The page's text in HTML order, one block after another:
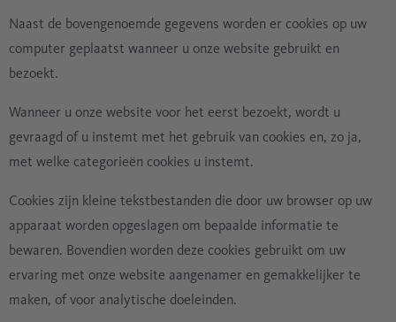
Naast de bovengenoemde gegevens worden er cookies op uw
computer geplaatst wanneer u onze website gebruikt en
bezoekt.
Wanneer u onze website voor het eerst bezoekt, wordt u
gevraagd of u instemt met het gebruik van cookies en, zo ja,
met welke categorieën cookies u instemt.
Cookies zijn kleine tekstbestanden die door uw browser op uw
apparaat worden opgeslagen om bepaalde informatie te
bewaren. Bovendien worden deze cookies gebruikt om uw
ervaring met onze website aangenamer en gemakkelijker te
maken, of voor analytische doeleinden.